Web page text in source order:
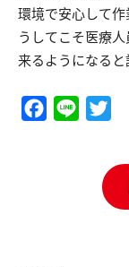
環境で安心して
うしてこそ医療
来るようになると
Facebook
Line